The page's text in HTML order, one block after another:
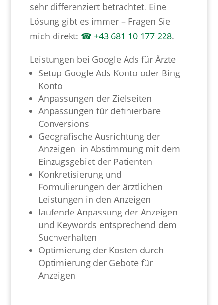
sehr differenziert betrachtet. Eine
Lösung gibt es immer – Fragen Sie
mich direkt: ☎ +43 681 10 177 228.
Leistungen bei Google Ads für Ärzte
Setup Google Ads Konto oder Bing
Konto
Anpassungen der Zielseiten
Anpassungen für definierbare
Conversions
Geografische Ausrichtung der
Anzeigen in Abstimmung mit dem
Einzugsgebiet der Patienten
Konkretisierung und
Formulierungen der ärztlichen
Leistungen in den Anzeigen
laufende Anpassung der Anzeigen
und Keywords entsprechend dem
Suchverhalten
Optimierung der Kosten durch
Optimierung der Gebote für
Anzeigen